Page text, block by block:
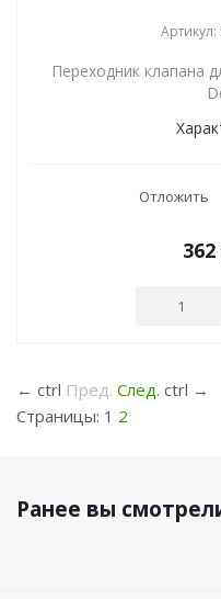
Переходник клапана
Отложить
362
← ctrl Пред. След. ctrl →
Страницы: 1 2
Ранее вы